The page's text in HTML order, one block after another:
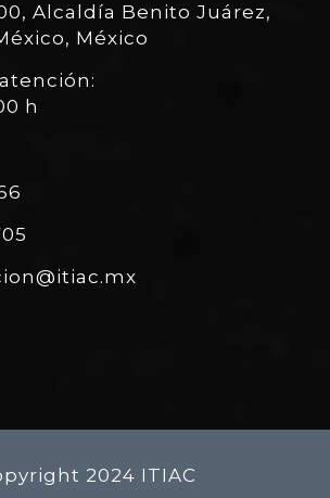
Alcaldía Benito Juárez,
México
h
2024 ITIAC